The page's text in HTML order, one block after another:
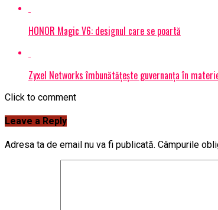
HONOR Magic V6: designul care se poartă
Zyxel Networks îmbunătățește guvernanța în
Click to comment
Leave a Reply
Adresa ta de email nu va fi publicată. Câmpurile